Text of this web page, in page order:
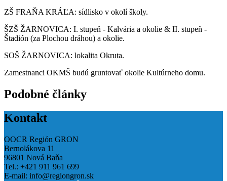
ZŠ FRAŇA KRÁĽA: sídlisko v okolí školy.
ŠZŠ ŽARNOVICA: I. stupeň - Kalvária a okolie & II. stupeň -
Štadión (za Plochou dráhou) a okolie.
SOŠ ŽARNOVICA: lokalita Okruta.
Zamestnanci OKMŠ budú gruntovať okolie Kultúrneho domu.
Podobné články
Kontakt
OOCR Región GRON
Bernolákova 11
96801 Nová Baňa
Tel.: +421 911 961 699
E-mail: info@regiongron.sk